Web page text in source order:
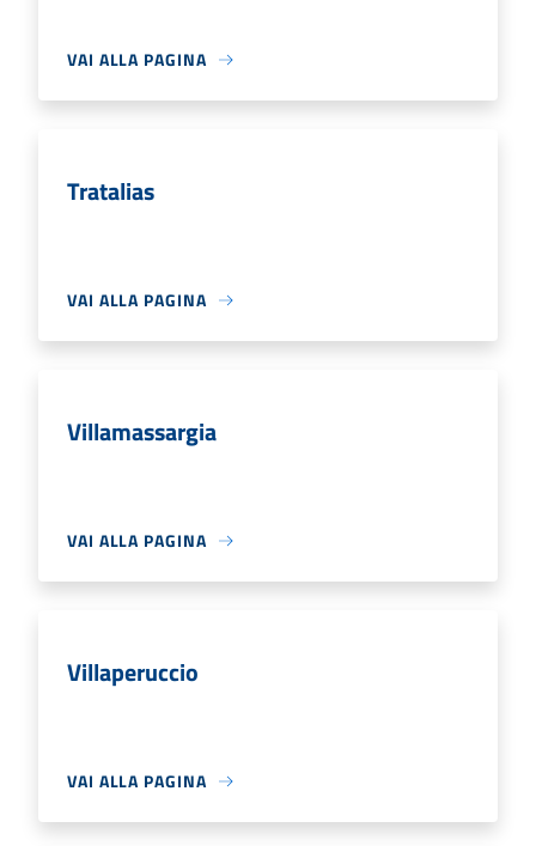
VAI ALLA PAGINA
Tratalias
VAI ALLA PAGINA
Villamassargia
VAI ALLA PAGINA
Villaperuccio
VAI ALLA PAGINA